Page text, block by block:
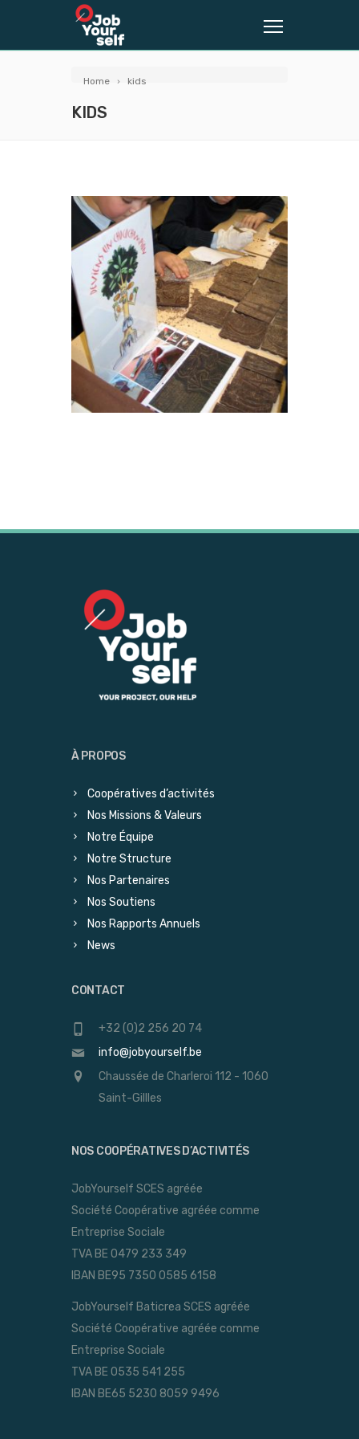
Home kids
KIDS
À PROPOS
Coopératives d’activités
Nos Missions & Valeurs
Notre Équipe
Notre Structure
Nos Partenaires
Nos Soutiens
Nos Rapports Annuels
News
CONTACT
+32 (0)2 256 20 74
info@jobyourself.be
Chaussée de Charleroi 112 - 1060
Saint-Gillles
NOS COOPÉRATIVES D’ACTIVITÉS
JobYourself SCES agréée
Société Coopérative agréée comme
Entreprise Sociale
TVA BE 0479 233 349
IBAN BE95 7350 0585 6158
JobYourself Baticrea SCES agréée
Société Coopérative agréée comme
Entreprise Sociale
TVA BE 0535 541 255
IBAN BE65 5230 8059 9496